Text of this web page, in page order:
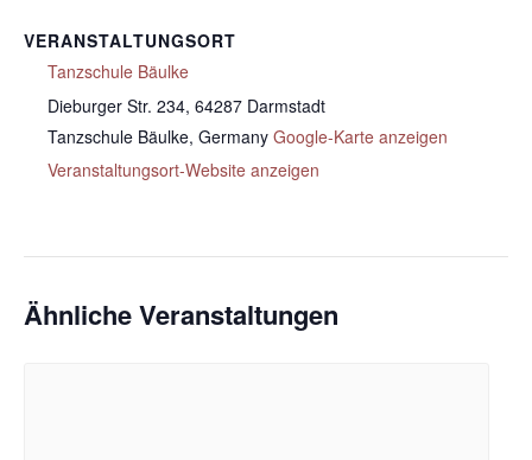
VERANSTALTUNGSORT
Tanzschule Bäulke
Dieburger Str. 234, 64287 Darmstadt
Tanzschule Bäulke, Germany Google-Karte anzeigen
Veranstaltungsort-Website anzeigen
Ähnliche Veranstaltungen